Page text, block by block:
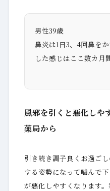
男性39歳
鼻炎は1日3、4回鼻を
した感じはここ数カ月
風邪を引くと悪化しや
薬局から
引き続き調子良くお過ご
する姿勢になって噛んで
が悪化しやすくなります